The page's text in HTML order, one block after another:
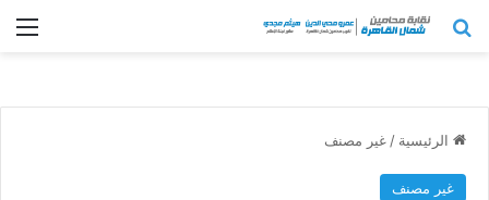
بحث عن
الرئيسية / غير مصنف
غير مصنف